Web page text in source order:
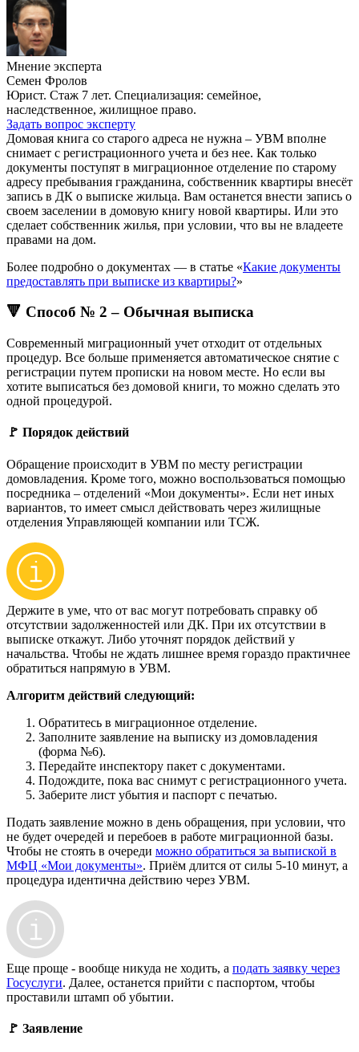
Мнение эксперта
Семен Фролов
Юрист. Стаж 7 лет. Специализация: семейное,
наследственное, жилищное право.
Задать вопрос эксперту
Домовая книга со старого адреса не нужна – УВМ вполне
снимает с регистрационного учета и без нее. Как только
документы поступят в миграционное отделение по старому
адресу пребывания гражданина, собственник квартиры внесёт
запись в ДК о выписке жильца. Вам останется внести запись о
своем заселении в домовую книгу новой квартиры. Или это
сделает собственник жилья, при условии, что вы не владеете
правами на дом.
Более подробно о документах — в статье «Какие документы
предоставлять при выписке из квартиры?»
🔻 Способ № 2 – Обычная выписка
Современный миграционный учет отходит от отдельных
процедур. Все больше применяется автоматическое снятие с
регистрации путем прописки на новом месте. Но если вы
хотите выписаться без домовой книги, то можно сделать это
одной процедурой.
🚩 Порядок действий
Обращение происходит в УВМ по месту регистрации
домовладения. Кроме того, можно воспользоваться помощью
посредника – отделений «Мои документы». Если нет иных
вариантов, то имеет смысл действовать через жилищные
отделения Управляющей компании или ТСЖ.
Держите в уме, что от вас могут потребовать справку об
отсутствии задолженностей или ДК. При их отсутствии в
выписке откажут. Либо уточнят порядок действий у
начальства. Чтобы не ждать лишнее время гораздо практичнее
обратиться напрямую в УВМ.
Алгоритм действий следующий:
Обратитесь в миграционное отделение.
Заполните заявление на выписку из домовладения
(форма №6).
Передайте инспектору пакет с документами.
Подождите, пока вас снимут с регистрационного учета.
Заберите лист убытия и паспорт с печатью.
Подать заявление можно в день обращения, при условии, что
не будет очередей и перебоев в работе миграционной базы.
Чтобы не стоять в очереди можно обратиться за выпиской в
МФЦ «Мои документы». Приём длится от силы 5-10 минут, а
процедура идентична действию через УВМ.
Еще проще - вообще никуда не ходить, а подать заявку через
Госуслуги. Далее, останется прийти с паспортом, чтобы
проставили штамп об убытии.
🚩 Заявление